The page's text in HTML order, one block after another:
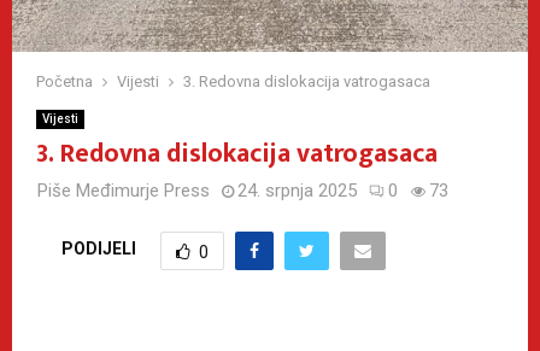
Početna Vijesti 3. Redovna dislokacija vatrogasaca
Vijesti
3. Redovna dislokacija vatrogasaca
Piše Međimurje Press 24. srpnja 2025 0 73
PODIJELI 0